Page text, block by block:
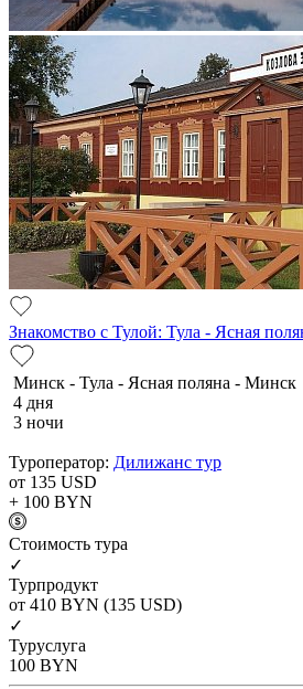
Знакомство с Тулой: Тула - Ясная
Минск - Тула - Ясная поляна - Минск
4 дня
3 ночи
Туроператор: Дилижанс тур
от 135 USD
+ 100 BYN
Cтоимость тура
✓
Турпродукт
от 410 BYN (135 USD)
✓
Туруслуга
100 BYN